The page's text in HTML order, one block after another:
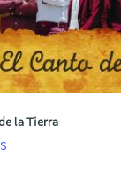
la Tierra